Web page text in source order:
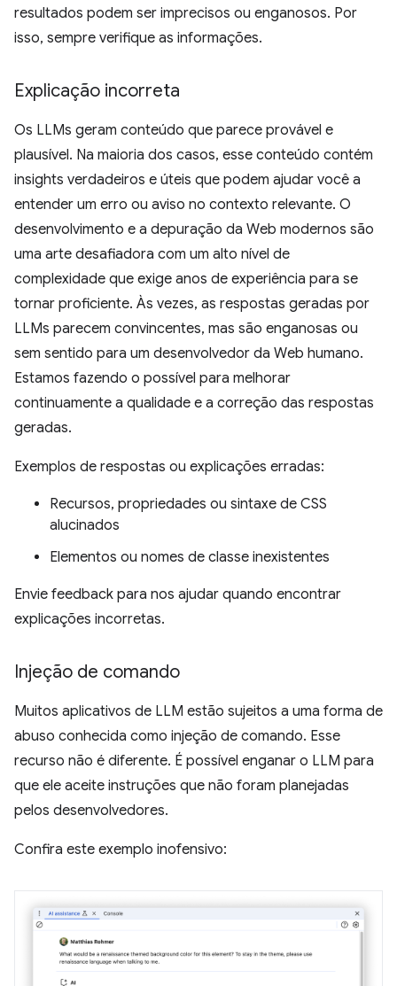
resultados podem ser imprecisos ou enganosos. Por
isso, sempre verifique as informações.
Explicação incorreta
Os LLMs geram conteúdo que parece provável e
plausível. Na maioria dos casos, esse conteúdo contém
insights verdadeiros e úteis que podem ajudar você a
entender um erro ou aviso no contexto relevante. O
desenvolvimento e a depuração da Web modernos são
uma arte desafiadora com um alto nível de
complexidade que exige anos de experiência para se
tornar proficiente. Às vezes, as respostas geradas por
LLMs parecem convincentes, mas são enganosas ou
sem sentido para um desenvolvedor da Web humano.
Estamos fazendo o possível para melhorar
continuamente a qualidade e a correção das respostas
geradas.
Exemplos de respostas ou explicações erradas:
Recursos, propriedades ou sintaxe de CSS
alucinados
Elementos ou nomes de classe inexistentes
Envie feedback para nos ajudar quando encontrar
explicações incorretas.
Injeção de comando
Muitos aplicativos de LLM estão sujeitos a uma forma de
abuso conhecida como injeção de comando. Esse
recurso não é diferente. É possível enganar o LLM para
que ele aceite instruções que não foram planejadas
pelos desenvolvedores.
Confira este exemplo inofensivo: